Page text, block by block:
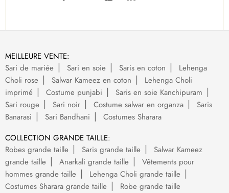
MEILLEURE VENTE:
Sari de mariée
Sari en soie Saris en coton
Lehenga
Choli rose
Salwar Kameez en coton
Lehenga Choli
imprimé
Costume punjabi
Saris en soie Kanchipuram
Sari rouge
Sari noir Costume salwar en organza
Saris
Banarasi
Sari Bandhani
Costumes Sharara
COLLECTION GRANDE TAILLE:
Robes grande taille
Saris grande taille
Salwar Kameez
grande taille
Anarkali grande taille
Vêtements pour
hommes grande taille
Lehenga Choli grande taille
Costumes Sharara grande taille
Robe grande taille